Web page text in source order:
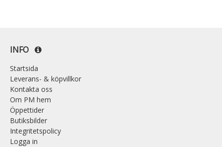
INFO
Startsida
Leverans- & köpvillkor
Kontakta oss
Om PM hem
Öppettider
Butiksbilder
Integritetspolicy
Logga in